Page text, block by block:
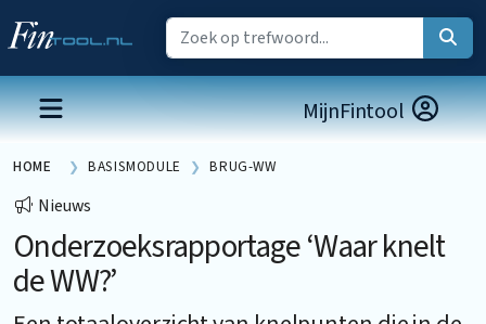
MijnFintool
HOME BASISMODULE BRUG-WW
Nieuws
Onderzoeksrapportage ‘Waar knelt
de WW?’